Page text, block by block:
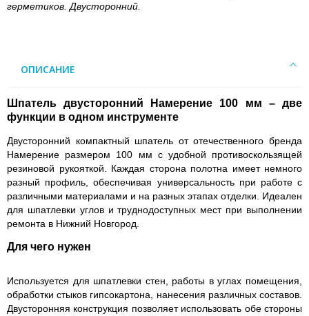
герметиков. Двусторонний.
ОПИСАНИЕ
Шпатель двусторонний Намерение 100 мм – две
функции в одном инструменте
Двусторонний компактный шпатель от отечественного бренда
Намерение размером 100 мм с удобной противоскользящей
резиновой рукояткой. Каждая сторона полотна имеет немного
разный профиль, обеспечивая универсальность при работе с
различными материалами и на разных этапах отделки. Идеален
для шпатлевки углов и труднодоступных мест при выполнении
ремонта в Нижний Новгород.
Для чего нужен
Используется для шпатлевки стен, работы в углах помещения,
обработки стыков гипсокартона, нанесения различных составов.
Двусторонняя конструкция позволяет использовать обе стороны